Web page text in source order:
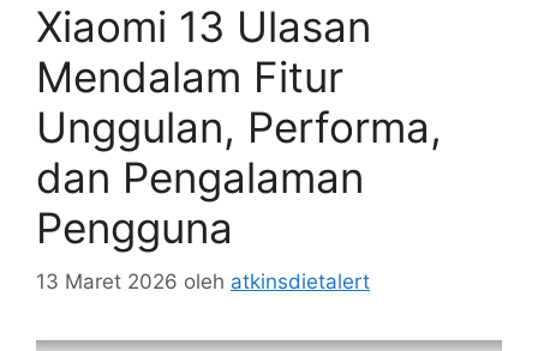
Xiaomi 13 Ulasan
Mendalam Fitur
Unggulan, Performa,
dan Pengalaman
Pengguna
13 Maret 2026 oleh atkinsdietalert